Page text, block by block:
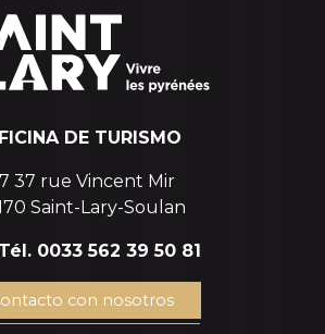
DE TURISMO
37 rue Vincent Mir
Saint-Lary-Soulan
Tél. 0033 562 39 50 81
con nosotros